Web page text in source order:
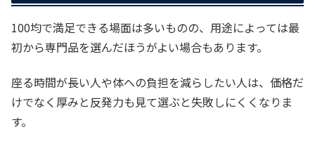
100均で満足できる場面は多いものの、用途によっては最
初から専門品を選んだほうがよい場合もあります。
座る時間が長い人や体への負担を減らしたい人は、価格だ
けでなく厚みと反発力も見て選ぶと失敗しにくくなりま
す。